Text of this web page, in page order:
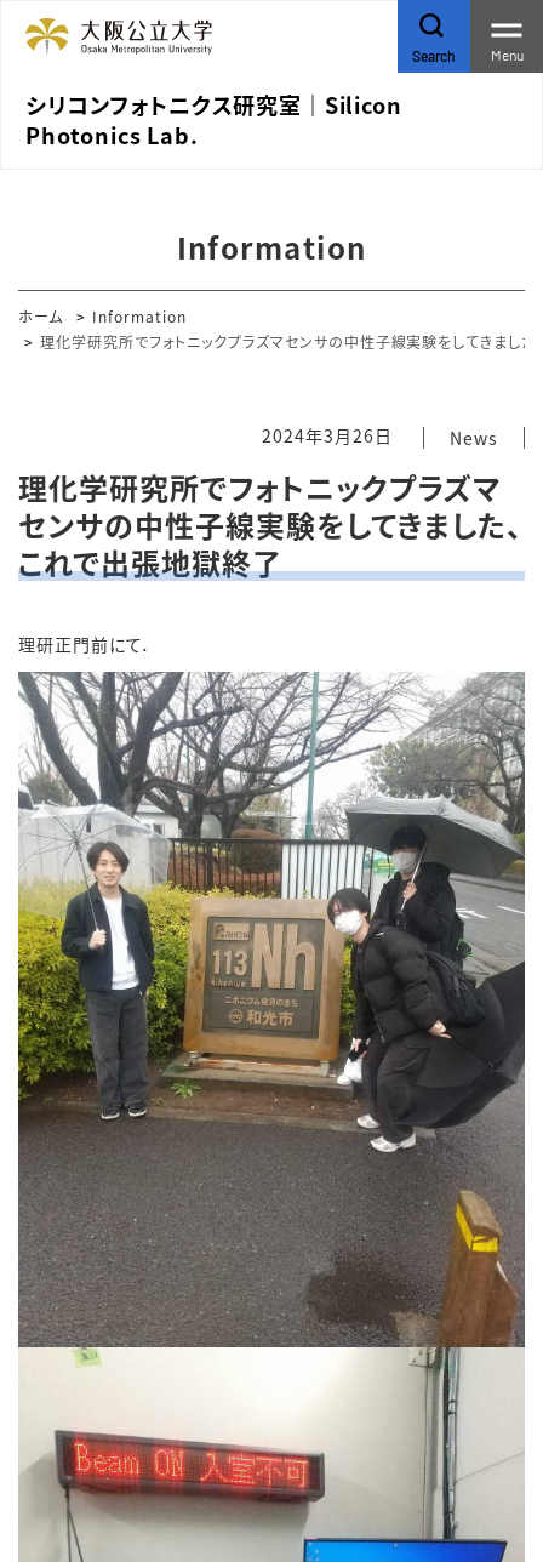
シリコンフォトニクス研究室｜Silicon
Photonics Lab.
Search Menu
Information
ホーム
Information
理化学研究所でフォトニックプラズマセンサの中性子線実験をしてきまし
2024年3月26日 News
理化学研究所でフォトニックプラズマ
センサの中性子線実験をしてきました、
これで出張地獄終了
理研正門前にて．